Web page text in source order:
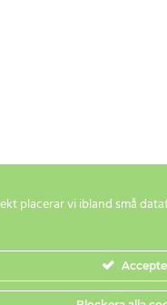
placerar vi ibland små